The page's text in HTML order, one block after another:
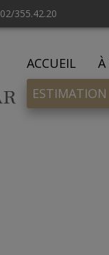
02/355.42.20
ACCUEIL À